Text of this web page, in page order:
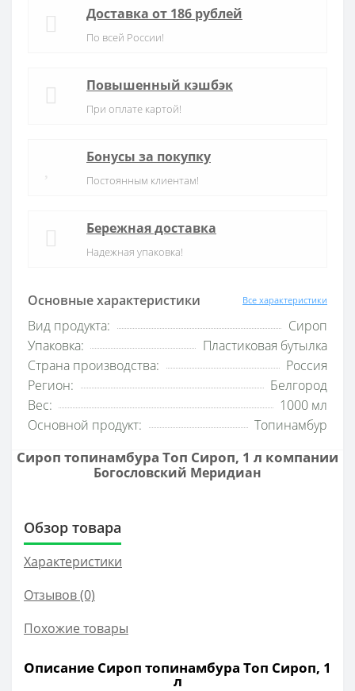
Основные характеристики Все характеристики
Вид продукта:
Сироп
Упаковка:
Пластиковая бутылка
Страна производства:
Россия
Регион:
Белгород
Вес:
1000 мл
Основной продукт:
Топинамбур
Доставка от 186 рублей
По всей России!
Повышенный кэшбэк
При оплате картой!
Бонусы за покупку
Постоянным клиентам!
Бережная доставка
Надежная упаковка!
Сироп топинамбура Топ Сироп, 1 л компании
Богословский Меридиан
Обзор товара
Характеристики
Отзывов (0)
Похожие товары
Описание Сироп топинамбура Топ Сироп, 1
л